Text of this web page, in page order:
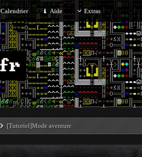
Calendrier Aide Extras
[Tutoriel]Mode aventure